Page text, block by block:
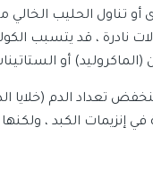
تناول الحليب الخالي
نادرة ، قد
أو
​​تعداد الدم (خلايا
الكبد ،